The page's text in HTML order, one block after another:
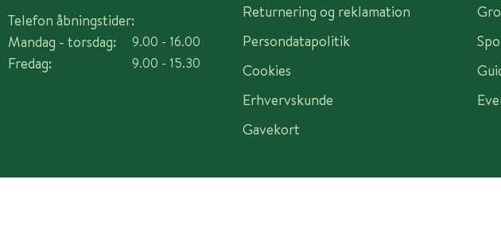
Telefon åbningstider:
Mandag - torsdag:
Fredag:
9.00 - 16.00
9.00 - 15.30
Returnering og reklamation
Persondatapolitik
Cookies
Erhvervskunde
Gavekort